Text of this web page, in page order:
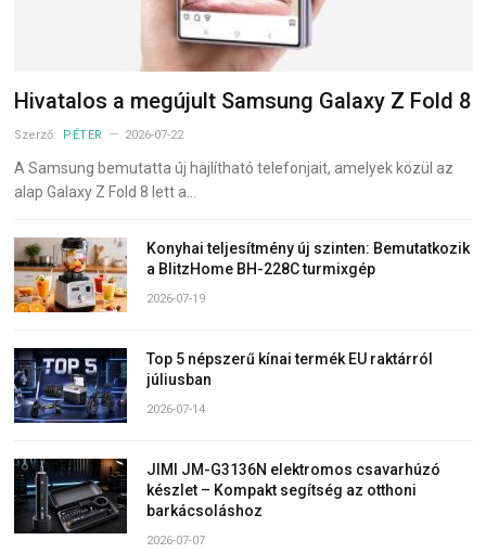
Hivatalos a megújult Samsung Galaxy Z Fold 8
Szerző: PÉTER 2026-07-22
A Samsung bemutatta új hajlítható telefonjait, amelyek közül az
alap Galaxy Z Fold 8 lett a…
Konyhai teljesítmény új szinten: Bemutatkozik
a BlitzHome BH-228C turmixgép
2026-07-19
Top 5 népszerű kínai termék EU raktárról
júliusban
2026-07-14
JIMI JM-G3136N elektromos csavarhúzó
készlet – Kompakt segítség az otthoni
barkácsoláshoz
2026-07-07